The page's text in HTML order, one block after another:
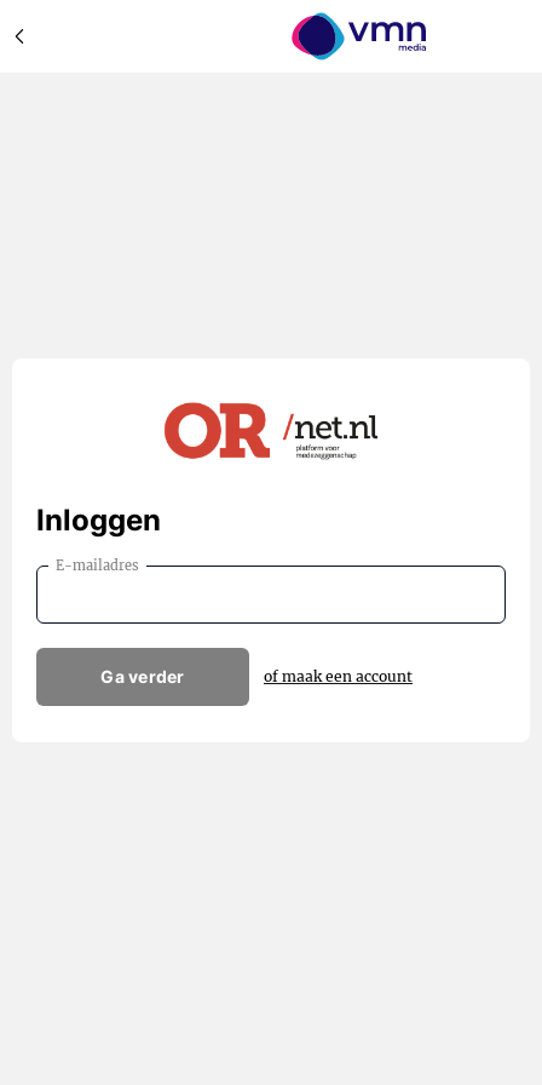
Inloggen
E-mailadres
Ga verder of maak een account